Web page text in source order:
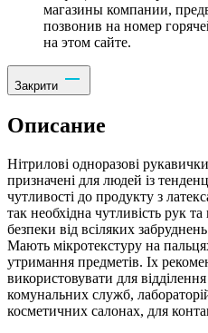
магазины компании,
позвонив на номер
на этом сайте.
Закрити
Описание
Нітрилові одноразові
призначені для людей із
чутливості до продукту з
так необхідна чутливість рук
безпеки від всіляких
Мають мікротекстуру на
утримання предметів. Іх
використовувати для
комунальних служб,
косметичних салонах, для